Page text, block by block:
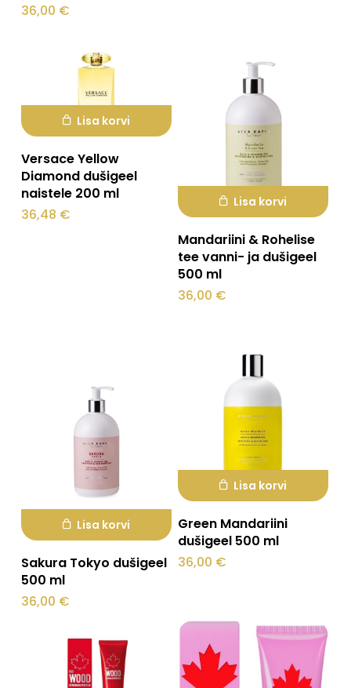
36,00 €
Lisa korvi
Versace Yellow
Diamond dušigeel
naistele 200 ml
36,48 €
Lisa korvi
Mandariini & Rohelise
tee vanni- ja dušigeel
500 ml
36,00 €
Lisa korvi
Sakura Tokyo dušigeel
500 ml
36,00 €
Lisa korvi
Green Mandariini
dušigeel 500 ml
36,00 €